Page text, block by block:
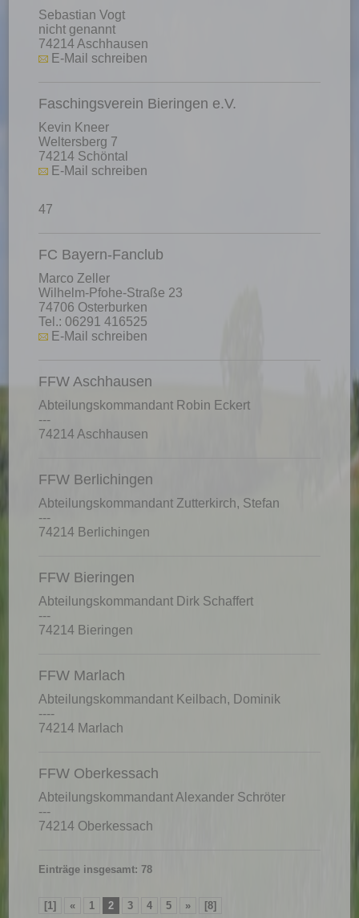
Sebastian Vogt
nicht genannt
74214 Aschhausen
E-Mail schreiben
Faschingsverein Bieringen e.V.
Kevin Kneer
Weltersberg 7
74214 Schöntal
E-Mail schreiben
47
FC Bayern-Fanclub
Marco Zeller
Wilhelm-Pfohe-Straße 23
74706 Osterburken
Tel.: 06291 416525
E-Mail schreiben
FFW Aschhausen
Abteilungskommandant Robin Eckert
---
74214 Aschhausen
FFW Berlichingen
Abteilungskommandant Zutterkirch, Stefan
---
74214 Berlichingen
FFW Bieringen
Abteilungskommandant Dirk Schaffert
---
74214 Bieringen
FFW Marlach
Abteilungskommandant Keilbach, Dominik
----
74214 Marlach
FFW Oberkessach
Abteilungskommandant Alexander Schröter
---
74214 Oberkessach
Einträge insgesamt: 78
[1] « 1 2 3 4 5 » [8]